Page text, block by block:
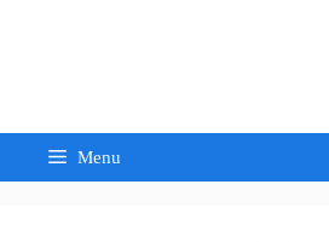
Menu